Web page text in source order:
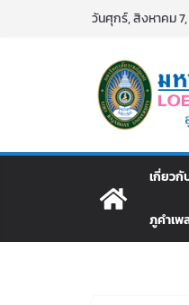
วันศุกร์, สิงหาคม
เกี่ยวกั
ภูคำเพ